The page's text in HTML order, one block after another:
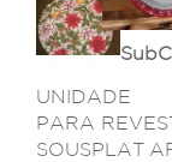
UNIDADE
PARA
SOUSPLAT